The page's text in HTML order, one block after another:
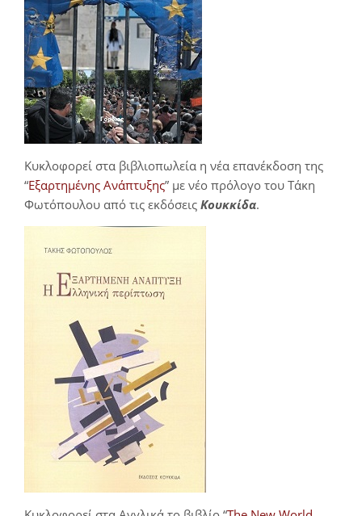
Κυκλοφορεί στα βιβλιοπωλεία η νέα επανέκδοση της
“Εξαρτημένης Ανάπτυξης” με νέο πρόλογο του Τάκη
Φωτόπουλου από τις εκδόσεις Κουκκίδα.